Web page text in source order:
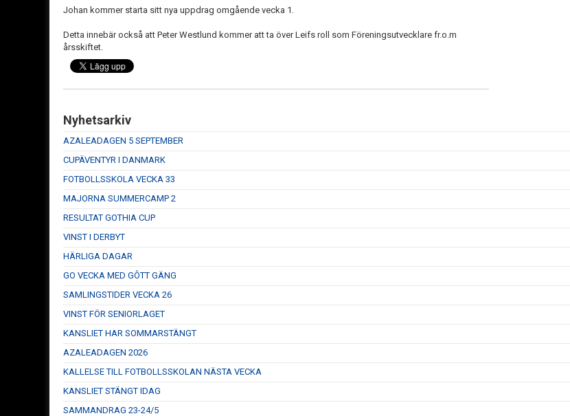
Johan kommer starta sitt nya uppdrag omgående vecka 1.
Detta innebär också att Peter Westlund kommer att ta över Leifs roll som Föreningsutvecklare fr.o.m
årsskiftet.
Nyhetsarkiv
AZALEADAGEN 5 SEPTEMBER
CUPÄVENTYR I DANMARK
FOTBOLLSSKOLA VECKA 33
MAJORNA SUMMERCAMP 2
RESULTAT GOTHIA CUP
VINST I DERBYT
HÄRLIGA DAGAR
GO VECKA MED GÔTT GÄNG
SAMLINGSTIDER VECKA 26
VINST FÖR SENIORLAGET
KANSLIET HAR SOMMARSTÄNGT
AZALEADAGEN 2026
KALLELSE TILL FOTBOLLSSKOLAN NÄSTA VECKA
KANSLIET STÄNGT IDAG
SAMMANDRAG 23-24/5